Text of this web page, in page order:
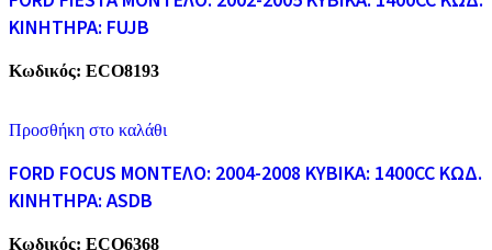
ΚΙΝΗΤΗΡΑ: FUJB
Κωδικός: ECO8193
Προσθήκη στο καλάθι
FORD FOCUS ΜΟΝΤΕΛΟ: 2004-2008 ΚΥΒΙΚΑ: 1400CC ΚΩΔ.
ΚΙΝΗΤΗΡΑ: ASDB
Κωδικός: ECO6368